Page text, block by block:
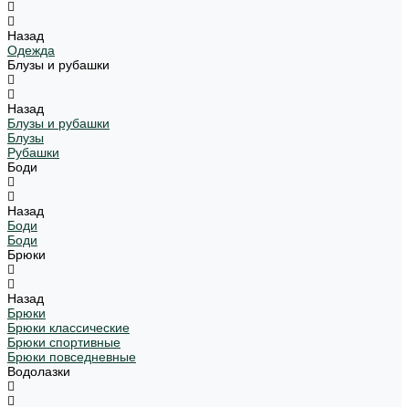
Назад
Одежда
Блузы и рубашки
Назад
Блузы и рубашки
Блузы
Рубашки
Боди
Назад
Боди
Боди
Брюки
Назад
Брюки
Брюки классические
Брюки спортивные
Брюки повседневные
Водолазки